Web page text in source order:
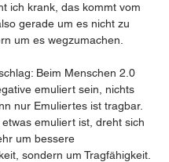
ich krank, das kommt vom
gerade um es nicht zu
um es wegzumachen.
Beim Menschen 2.0
emuliert sein, nichts
nur Emuliertes ist tragbar.
emuliert ist, dreht sich
um bessere
sondern um Tragfähigkeit.